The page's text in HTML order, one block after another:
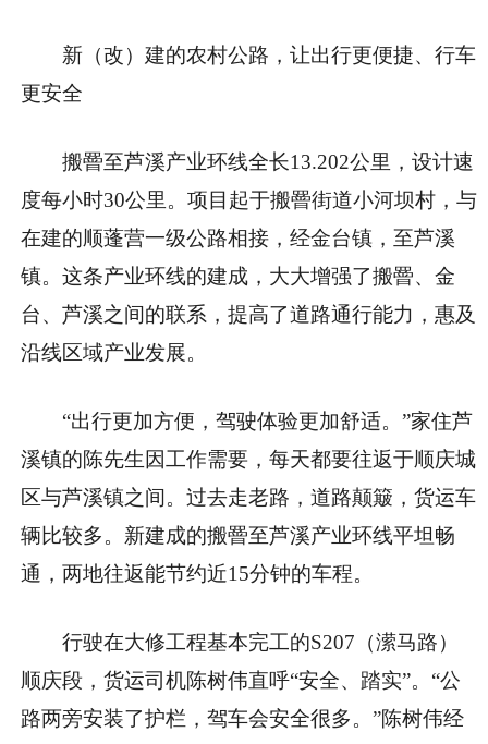
新（改）建的农村公路，让出行更便捷、行车
更安全
搬罾至芦溪产业环线全长13.202公里，设计速
度每小时30公里。项目起于搬罾街道小河坝村，与
在建的顺蓬营一级公路相接，经金台镇，至芦溪
镇。这条产业环线的建成，大大增强了搬罾、金
台、芦溪之间的联系，提高了道路通行能力，惠及
沿线区域产业发展。
“出行更加方便，驾驶体验更加舒适。”家住芦
溪镇的陈先生因工作需要，每天都要往返于顺庆城
区与芦溪镇之间。过去走老路，道路颠簸，货运车
辆比较多。新建成的搬罾至芦溪产业环线平坦畅
通，两地往返能节约近15分钟的车程。
行驶在大修工程基本完工的S207（潆马路）
顺庆段，货运司机陈树伟直呼“安全、踏实”。“公
路两旁安装了护栏，驾车会安全很多。”陈树伟经